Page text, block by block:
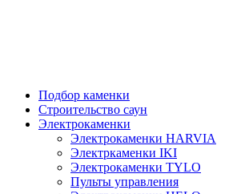
Подбор каменки
Строительство саун
Электрокаменки
Электрокаменки HARVIA
Электркаменки IKI
Электрокаменки TYLO
Пульты управления